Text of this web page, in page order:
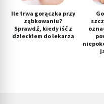
Ile trwa gorączka przy
ząbkowaniu?
Sprawdź, kiedy iść z
dzieckiem do lekarza